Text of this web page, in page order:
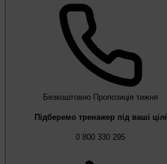
Безкоштовно Пропозиція тижня
Підберемо тренажер під ваші цілі
0 800 330 295